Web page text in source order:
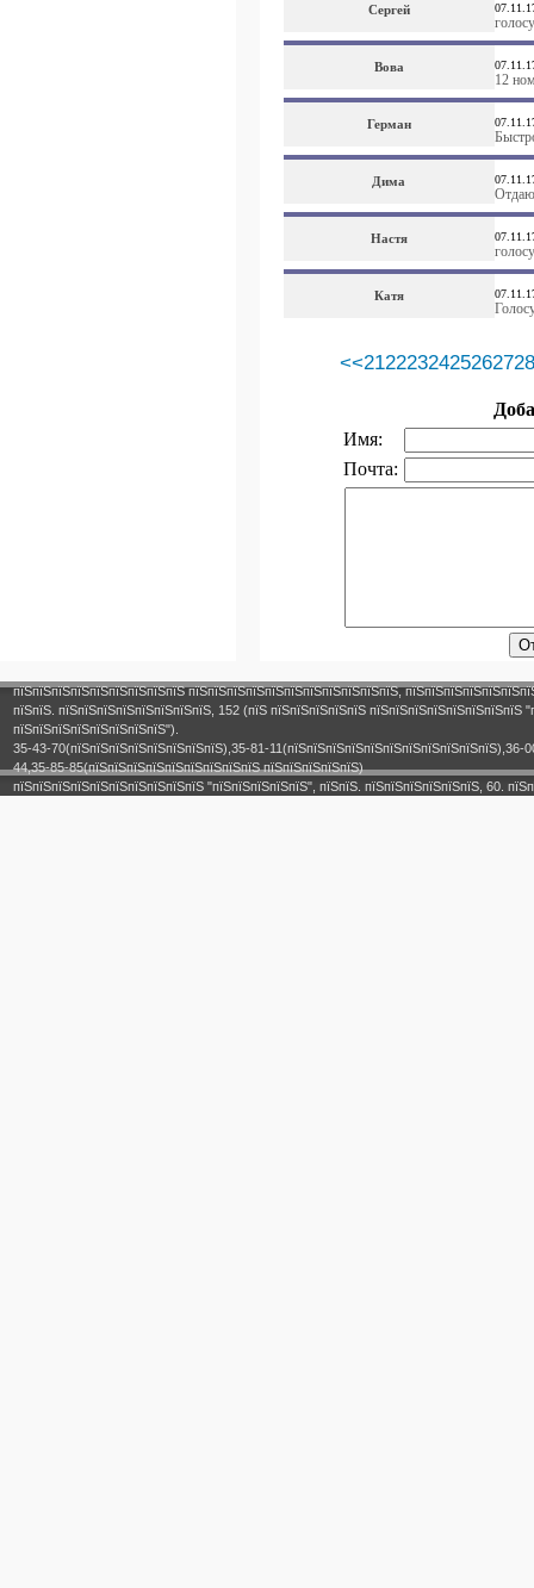
Сергей
Вова
12
Герман
Дима
Настя
Катя
<<2122232425262728
Имя:
Почта:
пїЅпїЅпїЅпїЅпїЅпїЅпїЅпїЅпїЅ пїЅпїЅпїЅпїЅпїЅпїЅпїЅпїЅпїЅпїЅпїЅ,
пїЅпїЅ. пїЅпїЅпїЅпїЅпїЅпїЅпїЅпїЅ, 152 (пїЅ пїЅпїЅпїЅпїЅпїЅ пїЅпїЅпїЅпїЅпїЅпїЅпїЅпїЅ
пїЅпїЅпїЅпїЅпїЅпїЅпїЅпїЅ").
35-43-70(пїЅпїЅпїЅпїЅпїЅпїЅпїЅпїЅ),35-81-
44,35-85-85(пїЅпїЅпїЅпїЅпїЅпїЅпїЅпїЅпїЅ пїЅпїЅпїЅпїЅпїЅ)
пїЅпїЅпїЅпїЅпїЅпїЅпїЅпїЅпїЅпїЅ "пїЅпїЅпїЅпїЅпїЅ", пїЅпїЅ. пїЅпїЅпїЅпїЅпїЅпїЅ, 60.